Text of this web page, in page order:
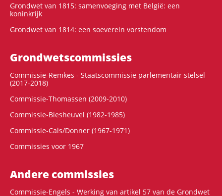
Grondwet van 1815: samenvoeging met België: een
koninkrijk
Grondwet van 1814: een soeverein vorstendom
Grondwets­commissies
Commissie-Remkes - Staatscommissie parlementair stelsel
(2017-2018)
Commissie-Thomassen (2009-2010)
Commissie-Biesheuvel (1982-1985)
Commissie-Cals/Donner (1967-1971)
Commissies voor 1967
Andere commissies
Commissie-Engels - Werking van artikel 57 van de Grondwet